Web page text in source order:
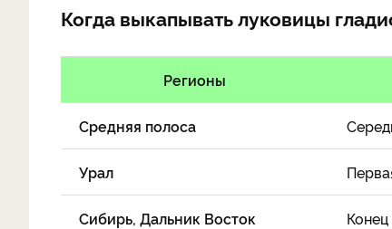
Когда выкапывать луковицы
Регионы
Средняя полоса
Урал
Сибирь, Дальник Восток Конец